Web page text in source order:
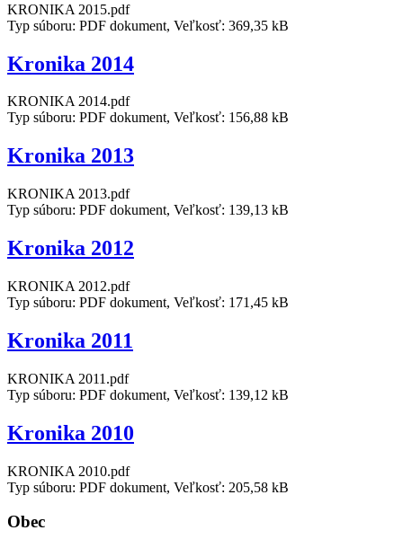
KRONIKA 2015.pdf
Typ súboru: PDF dokument, Veľkosť: 369,35 kB
Kronika 2014
KRONIKA 2014.pdf
Typ súboru: PDF dokument, Veľkosť: 156,88 kB
Kronika 2013
KRONIKA 2013.pdf
Typ súboru: PDF dokument, Veľkosť: 139,13 kB
Kronika 2012
KRONIKA 2012.pdf
Typ súboru: PDF dokument, Veľkosť: 171,45 kB
Kronika 2011
KRONIKA 2011.pdf
Typ súboru: PDF dokument, Veľkosť: 139,12 kB
Kronika 2010
KRONIKA 2010.pdf
Typ súboru: PDF dokument, Veľkosť: 205,58 kB
Obec